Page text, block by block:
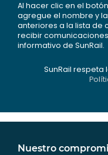
Al hacer clic en el
agregue el nombre y
anteriores a la lista de
recibir
informativo de SunRail.
SunRail respeta
Nuestro